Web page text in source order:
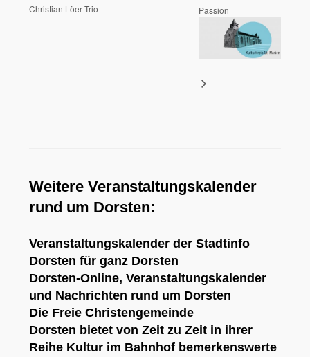
Christian Löer Trio
Passion
Weitere Veranstaltungskalender
rund um Dorsten:
Veranstaltungskalender der Stadtinfo
Dorsten für ganz Dorsten
Dorsten-Online, Veranstaltungskalender
und Nachrichten rund um Dorsten
Die Freie Christengemeinde
Dorsten bietet von Zeit zu Zeit in ihrer
Reihe Kultur im Bahnhof bemerkenswerte